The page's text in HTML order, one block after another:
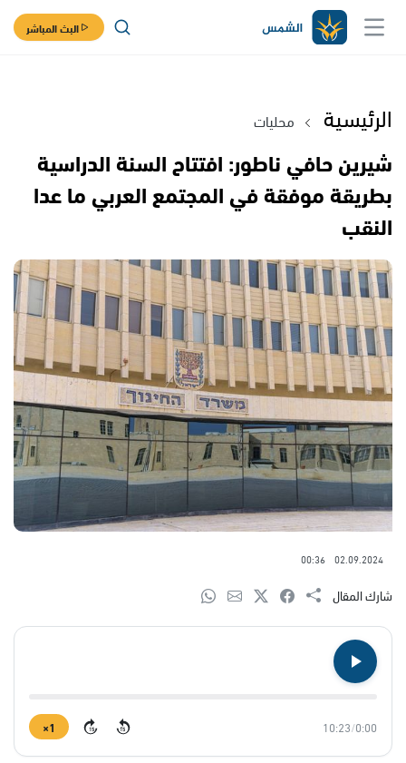
البث المباشر
الرئيسية محليات
شيرين حافي ناطور: افتتاح السنة الدراسية
بطريقة موفقة في المجتمع العربي ما عدا
النقب
02.09.2024
00:36
شارك المقال
0:00
/
10:23
15
15
1×